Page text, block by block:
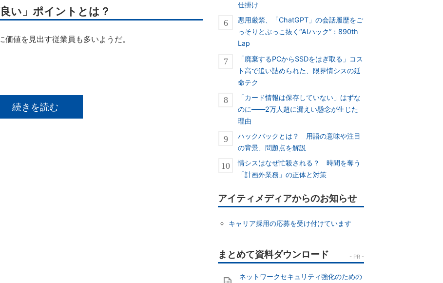
い」ポイントとは？
値を見出す従業員も多いようだ。
続きを読む
仕掛け
悪用厳禁、「ChatGPT」の会話履歴をご
っそりとぶっこ抜く“AIハック”：890th
Lap
「廃棄するPCからSSDをはぎ取る」コス
ト高で追い詰められた、限界情シスの延
命テク
「カード情報は保存していない」はずな
のに――2万人超に漏えい懸念が生じた
理由
ハックバックとは？ 用語の意味や注目
の背景、問題点を解説
情シスはなぜ忙殺される？ 時間を奪う
「計画外業務」の正体と対策
アイティメディアからのお知らせ
キャリア採用の応募を受け付けています
ネットワークセキュリティ強化のための